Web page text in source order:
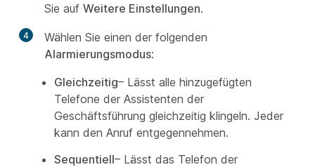
Sie auf Weitere Einstellungen.
4
Wählen Sie einen der folgenden
Alarmierungsmodus:
Gleichzeitig– Lässt alle hinzugefügten
Telefone der Assistenten der
Geschäftsführung gleichzeitig klingeln. Jeder
kann den Anruf entgegennehmen.
Sequentiell– Lässt das Telefon der